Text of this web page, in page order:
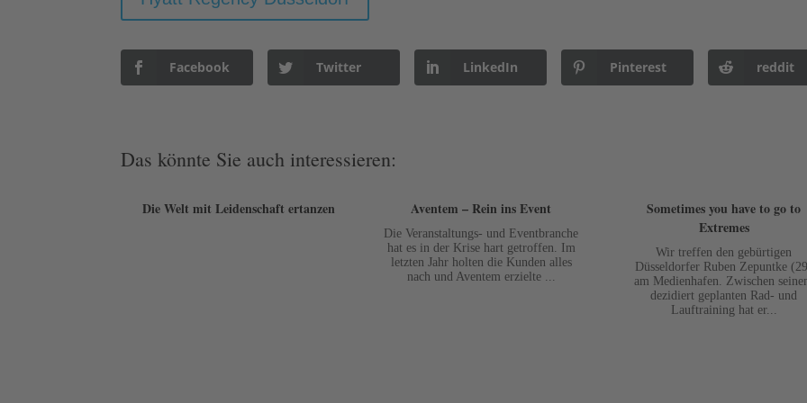
Facebook Twitter LinkedIn Pinterest reddit
Das könnte Sie auch interessieren:
Die Welt mit Leidenschaft ertanzen Aventem – Rein ins Event
Die Veranstaltungs- und Eventbranche
hat es in der Krise hart getroffen. Im
letzten Jahr holten die Kunden alles
nach und Aventem erzielte ...
Sometimes you have to go to
Extremes
Wir treffen den gebürtigen
Düsseldorfer Ruben Zepuntke
am Medienhafen. Zwischen
dezidiert geplanten Rad- und
Lauftraining hat er...